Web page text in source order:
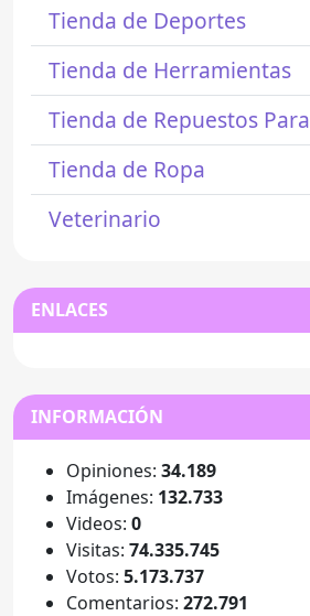
Tienda de Deportes
Tienda de Herramientas
Tienda de Repuestos
Tienda de Ropa
Veterinario
ENLACES
INFORMACIÓN
Opiniones: 34.189
Imágenes: 132.733
Videos: 0
Visitas: 74.335.745
Votos: 5.173.737
Comentarios: 272.791